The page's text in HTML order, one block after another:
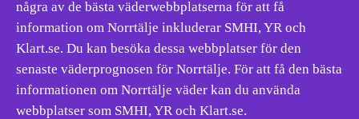
några av de bästa väderwebbplatserna för att få
information om Norrtälje inkluderar SMHI, YR och
Klart.se. Du kan besöka dessa webbplatser för den
senaste väderprognosen för Norrtälje. För att få den bästa
informationen om Norrtälje väder kan du använda
webbplatser som SMHI, YR och Klart.se.